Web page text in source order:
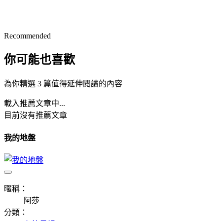
Recommended
你可能也喜歡
為你精選 3 篇值得延伸閱讀的內容
載入推薦文章中...
目前沒有推薦文章
我的地盤
暱稱：
阿莎
分類：